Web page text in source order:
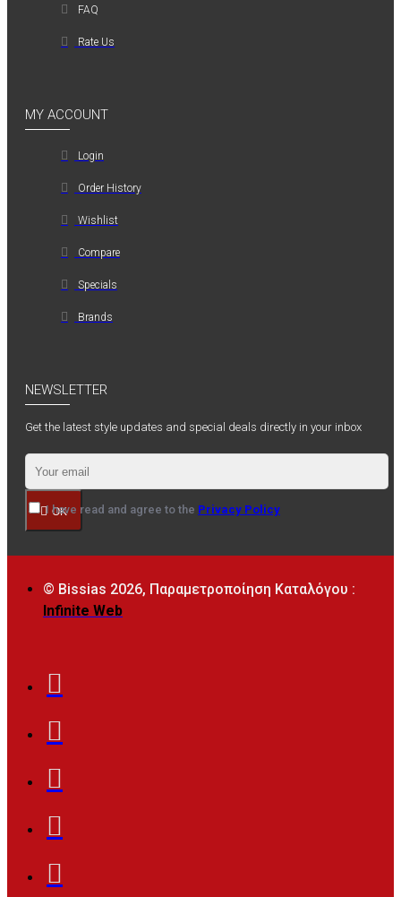
FAQ
Rate Us
MY ACCOUNT
Login
Order History
Wishlist
Compare
Specials
Brands
NEWSLETTER
Get the latest style updates and special deals directly in your inbox
OK
I have read and agree to the Privacy Policy
© Bissias 2026, Παραμετροποίηση Καταλόγου :
Infinite Web